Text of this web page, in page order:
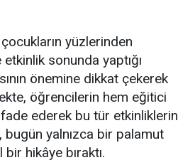
yüzlerinden
sonunda yaptığı
önemine dikkat çekerek
öğrencilerin hem eğitici
ederek bu tür etkinliklerin
yalnızca bir palamut
hikâye bıraktı.